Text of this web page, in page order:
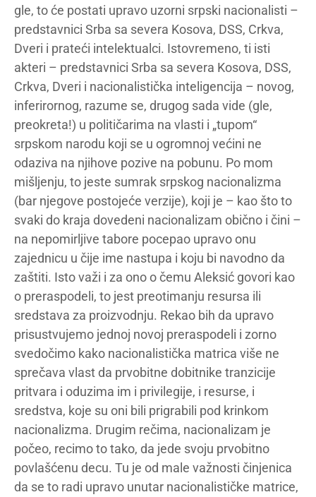
gle, to će postati upravo uzorni srpski nacionalisti –
predstavnici Srba sa severa Kosova, DSS, Crkva,
Dveri i prateći intelektualci. Istovremeno, ti isti
akteri – predstavnici Srba sa severa Kosova, DSS,
Crkva, Dveri i nacionalistička inteligencija – novog,
inferirornog, razume se, drugog sada vide (gle,
preokreta!) u političarima na vlasti i „tupom“
srpskom narodu koji se u ogromnoj većini ne
odaziva na njihove pozive na pobunu. Po mom
mišljenju, to jeste sumrak srpskog nacionalizma
(bar njegove postojeće verzije), koji je – kao što to
svaki do kraja dovedeni nacionalizam obično i čini –
na nepomirljive tabore pocepao upravo onu
zajednicu u čije ime nastupa i koju bi navodno da
zaštiti. Isto važi i za ono o čemu Aleksić govori kao
o preraspodeli, to jest preotimanju resursa ili
sredstava za proizvodnju. Rekao bih da upravo
prisustvujemo jednoj novoj preraspodeli i zorno
svedočimo kako nacionalistička matrica više ne
sprečava vlast da prvobitne dobitnike tranzicije
pritvara i oduzima im i privilegije, i resurse, i
sredstva, koje su oni bili prigrabili pod krinkom
nacionalizma. Drugim rečima, nacionalizam je
počeo, recimo to tako, da jede svoju prvobitno
povlašćenu decu. Tu je od male važnosti činjenica
da se to radi upravo unutar nacionalističke matrice,